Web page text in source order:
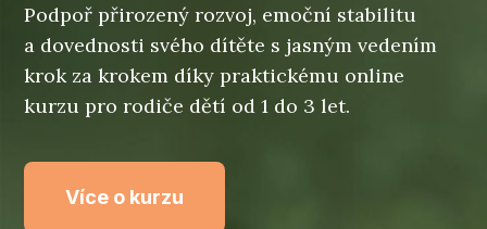
Podpoř přirozený rozvoj, emoční stabilitu
a dovednosti svého dítěte s jasným vedením
krok za krokem díky praktickému online
kurzu pro rodiče dětí od 1 do 3 let.
Více o kurzu